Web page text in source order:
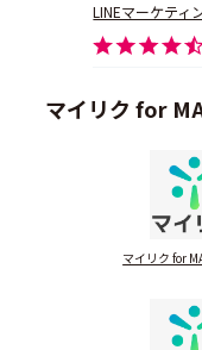
LINEマーケティ
マイリク for
マイリク for